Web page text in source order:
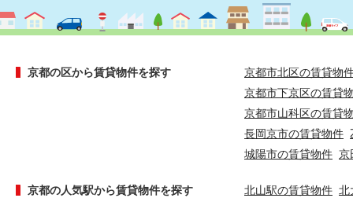
京都の区から賃貸物件を探す
京都市北区の賃貸物
京都市下京区の賃貸
京都市山科区の賃貸
長岡京市の賃貸物件
城陽市の賃貸物件 京
京都の人気駅から賃貸物件を探す 北山駅の賃貸物件 北